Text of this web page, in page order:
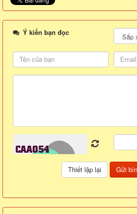
Ý kiến bạn đọc